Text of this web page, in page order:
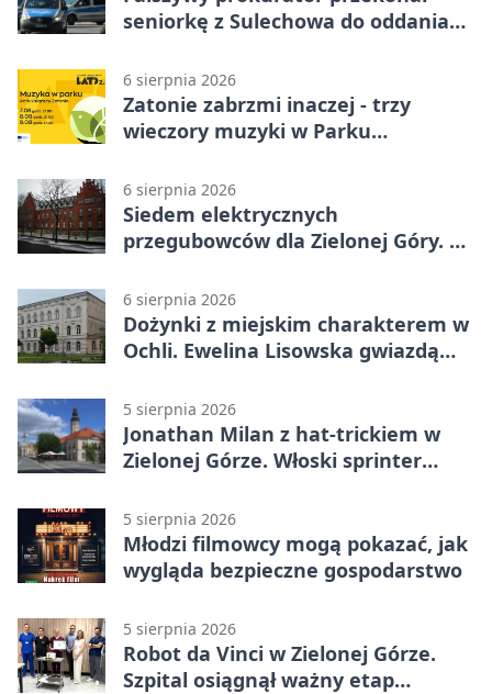
seniorkę z Sulechowa do oddania
6 sierpnia 2026
Zatonie zabrzmi inaczej - trzy
wieczory muzyki w Parku
6 sierpnia 2026
Siedem elektrycznych
przegubowców dla Zielonej Góry. To
6 sierpnia 2026
Dożynki z miejskim charakterem w
Ochli. Ewelina Lisowska gwiazdą
5 sierpnia 2026
Jonathan Milan z hat-trickiem w
Zielonej Górze. Włoski sprinter
5 sierpnia 2026
Młodzi filmowcy mogą pokazać, jak
wygląda bezpieczne gospodarstwo
5 sierpnia 2026
Robot da Vinci w Zielonej Górze.
Szpital osiągnął ważny etap